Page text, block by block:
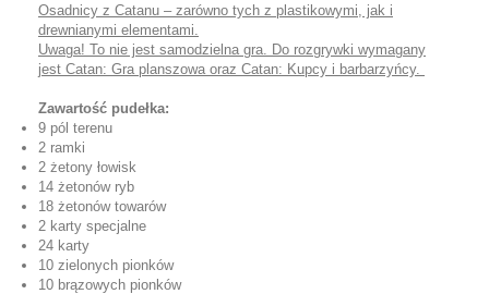
Osadnicy z Catanu – zarówno tych z plastikowymi, jak i
drewnianymi elementami.
Uwaga! To nie jest samodzielna gra. Do rozgrywki wymagany
jest Catan: Gra planszowa oraz Catan: Kupcy i barbarzyńcy.
Zawartość pudełka:
9 pól terenu
2 ramki
2 żetony łowisk
14 żetonów ryb
18 żetonów towarów
2 karty specjalne
24 karty
10 zielonych pionków
10 brązowych pionków